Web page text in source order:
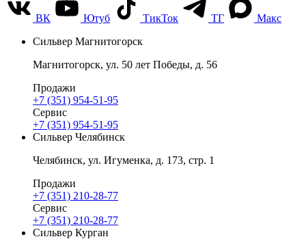
ВК Ютуб ТикТок ТГ
Макс
Сильвер Магнитогорск
Магнитогорск, ул. 50 лет Победы, д. 56
Продажи
+7 (351) 954-51-95
Сервис
+7 (351) 954-51-95
Сильвер Челябинск
Челябинск, ул. Игуменка, д. 173, стр. 1
Продажи
+7 (351) 210-28-77
Сервис
+7 (351) 210-28-77
Сильвер Курган